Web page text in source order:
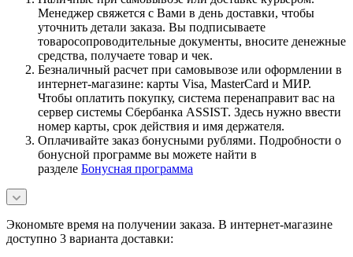
Менеджер свяжется с Вами в день доставки, чтобы
уточнить детали заказа. Вы подписываете
товаросопроводительные документы, вносите денежные
средства, получаете товар и чек.
Безналичный расчет при самовывозе или оформлении в
интернет-магазине: карты Visa, MasterCard и МИР.
Чтобы оплатить покупку, система перенаправит вас на
сервер системы Сбербанка ASSIST. Здесь нужно ввести
номер карты, срок действия и имя держателя.
Оплачивайте заказ бонусными рублями. Подробности о
бонусной программе вы можете найти в
разделе Бонусная программа
Экономьте время на получении заказа. В интернет-магазине
доступно 3 варианта доставки: